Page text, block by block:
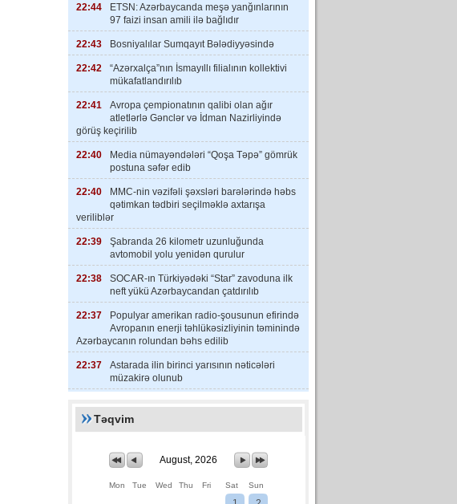
22:44
ETSN: Azərbaycanda meşə yanğınlarının
97 faizi insan amili ilə bağlıdır
22:43 Bosniyalılar Sumqayıt Bələdiyyəsində
22:42
“Azərxalça”nın İsmayıllı filialının kollektivi
mükafatlandırılıb
22:41
Avropa çempionatının qalibi olan ağır
atletlərlə Gənclər və İdman Nazirliyində
görüş keçirilib
22:40
Media nümayəndələri “Qoşa Təpə” gömrük
postuna səfər edib
22:40
MMC-nin vəzifəli şəxsləri barələrində həbs
qətimkan tədbiri seçilməklə axtarışa
veriliblər
22:39
Şabranda 26 kilometr uzunluğunda
avtomobil yolu yenidən qurulur
22:38
SOCAR-ın Türkiyədəki “Star” zavoduna ilk
neft yükü Azərbaycandan çatdırılıb
22:37
Populyar amerikan radio-şousunun efirində
Avropanın enerji təhlükəsizliyinin təminində
Azərbaycanın rolundan bəhs edilib
22:37
Astarada ilin birinci yarısının nəticələri
müzakirə olunub
Təqvim
August, 2026
Mon Tue Wed Thu Fri Sat Sun